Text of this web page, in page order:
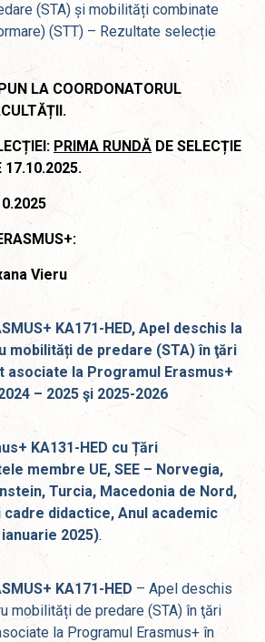
(STA) și mobilități combinate
(STT) – Rezultate selecție
LA COORDONATORUL
PRIMA RUNDĂ DE SELECȚIE
17.10.2025.
Vieru
KA171-HED, Apel deschis la
mobilități de predare (STA) în ţări
asociate la Programul Erasmus+
– 2025 şi 2025-2026
KA131-HED cu Țări
membre UE, SEE – Norvegia,
Turcia, Macedonia de Nord,
didactice, Anul academic
2025).
KA171-HED – Apel deschis
mobilități de predare (STA) în ţări
la Programul Erasmus+ în